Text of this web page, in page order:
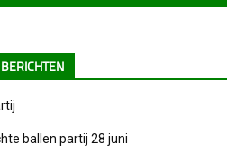
ballen partij 28 juni